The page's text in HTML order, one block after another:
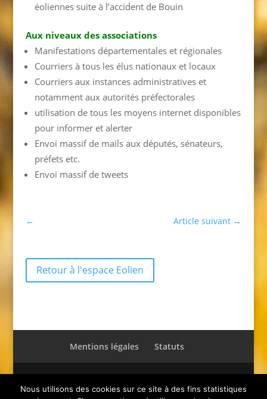
éoliennes suite à l’accident de Bouin
Aux niveaux des associations
Manifestations départementales et régionales
Courriers à tous les élus nationaux et locaux
Courriers aux instances administratives et
notamment aux autorités préfectorales
utilisation de tous les moyens internet disponibles
pour informer et alerter
Envoi massif de mails aux députés, sénateurs,
préfets etc.
Envoi massif de tweets
← Article suivant →
Retour à l'espace Eolien
Mentions légales Statuts
Nous utilisons des cookies sur ce site à des fins statistiques